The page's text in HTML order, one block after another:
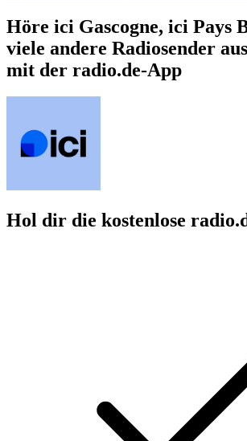
Höre ici Gascogne, ici Pays
viele andere Radiosender
mit der radio.de-App
Hol dir die kostenlose